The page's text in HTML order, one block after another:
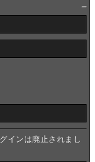
インは廃止されまし